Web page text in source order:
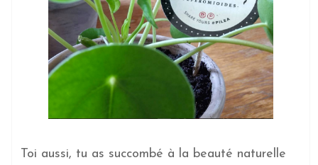
Toi aussi, tu as succombé à la beauté naturelle